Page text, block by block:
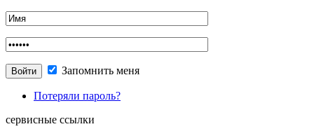
Запомнить меня
Потеряли пароль?
сервисные ссылки